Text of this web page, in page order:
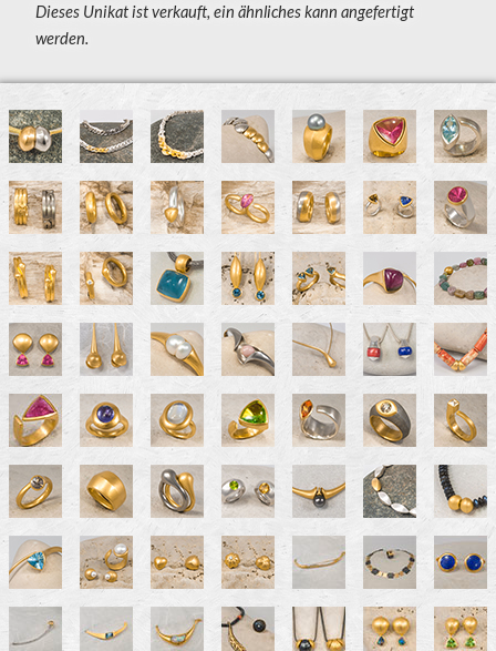
Dieses Unikat ist verkauft, ein ähnliches kann angefertigt
werden.